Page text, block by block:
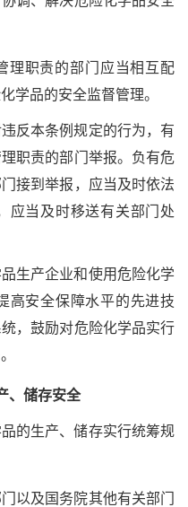
理职责的部门应当相互配
学品的安全监督管理。
反本条例规定的行为，有
职责的部门举报。负有危
接到举报，应当及时依法
应当及时移送有关部门处
生产企业和使用危险化学
高安全保障水平的先进技
，鼓励对危险化学品实行
储存安全
的生产、储存实行统筹规
以及国务院其他有关部门